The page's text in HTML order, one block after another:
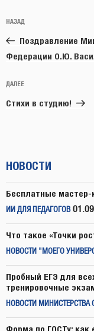
по
записям
Предыдущая
запись:
НАЗАД
Поздравление
Федерации О.Ю.
Следующая
запись
ДАЛЕЕ
Стихи в студию!
НОВОСТИ
Бесплатные мастер-
ИИ ДЛЯ ПЕДАГОГОВ
Что такое «Точки
НОВОСТИ "МОЕГО
Пробный ЕГЭ для
тренировочные
НОВОСТИ МИНИСТЕРСТВА
Форма по ГОСТу: как